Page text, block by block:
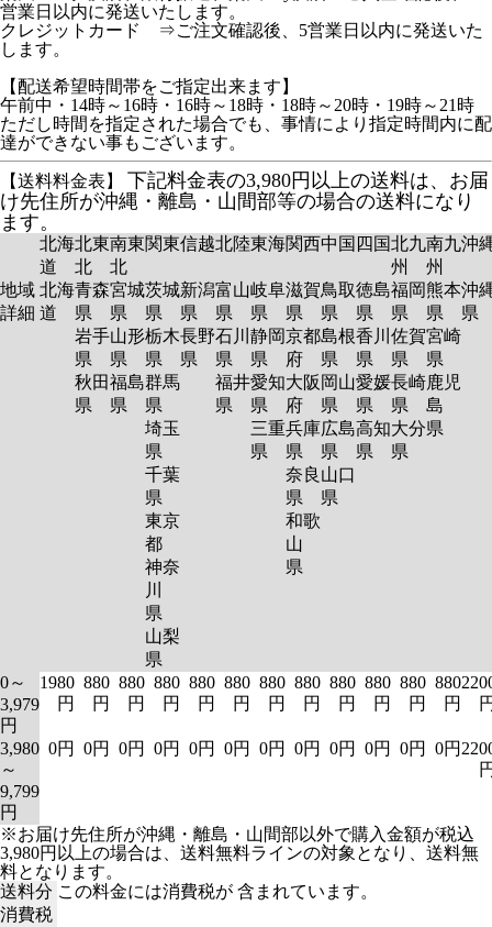
営業日以内に発送いたします。
クレジットカード ⇒ご注文確認後、5営業日以内に発送いた
します。
【配送希望時間帯をご指定出来ます】
午前中・14時～16時・16時～18時・18時～20時・19時～21時
ただし時間を指定された場合でも、事情により指定時間内に配
達ができない事もございます。
【送料料金表】
下記料金表の3,980円以上の送料は、お届
け先住所が沖縄・離島・山間部等の場合の送料になり
ます。
北海
道
北東
北
南東
北
関東信越北陸東海関西中国 四国北九
州
南九
州
沖
地域
詳細
北海
道
青森
県
岩手
県
秋田
県
宮城
県
山形
県
福島
県
茨城
県
栃木
県
群馬
県
埼玉
県
千葉
県
東京
都
神奈
川
県
山梨
県
新潟
県
長野
県
富山
県
石川
県
福井
県
岐阜
県
静岡
県
愛知
県
三重
県
滋賀
県
京都
府
大阪
府
兵庫
県
奈良
県
和歌
山
県
鳥取
県
島根
県
岡山
県
広島
県
山口
県
徳島
県
香川
県
愛媛
県
高知
県
福岡
県
佐賀
県
長崎
県
大分
県
熊本
県
宮崎
県
鹿児
島
県
沖
0～
3,979
円
1980
円
880
円
880
円
880
円
880
円
880
円
880
円
880
円
880
円
880
円
880
円
880
円
3,980
～
9,799
円
0円 0円 0円 0円 0円 0円 0円 0円 0円 0円 0円 0円
※お届け先住所が沖縄・離島・山間部以外で購入金額が税込
3,980円以上の場合は、送料無料ラインの対象となり、送料無
料となります。
送料分
消費税
この料金には消費税が 含まれています。